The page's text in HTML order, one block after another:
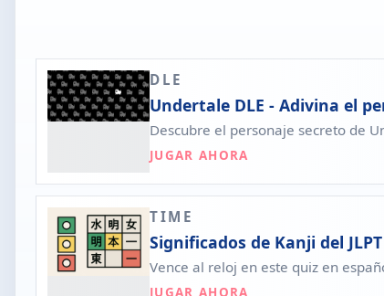
DLE
Undertale DLE - Adivina el
Descubre el personaje secreto de
JUGAR AHORA
TIME
Significados de Kanji del
Vence al reloj en este quiz en
JUGAR AHORA